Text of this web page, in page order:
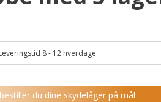
8 - 12 hverdage
du dine skydelåger på mål